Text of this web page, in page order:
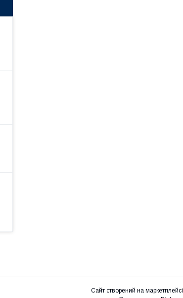
Сайт створений на маркетплейсі